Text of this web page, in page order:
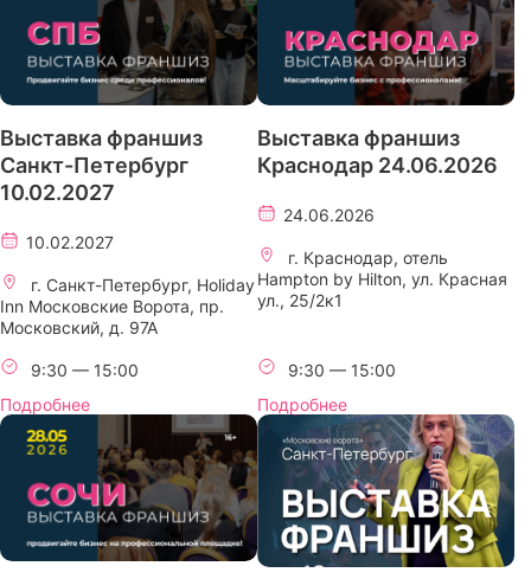
Выставка франшиз
Санкт-Петербург
10.02.2027
10.02.2027
г. Санкт-Петербург, Holiday
Inn Московские Ворота, пр.
Московский, д. 97А
9:30 — 15:00
Подробнее
Выставка франшиз
Краснодар 24.06.2026
24.06.2026
г. Краснодар, отель
Hampton by Hilton, ул. Красная
ул., 25/2к1
9:30 — 15:00
Подробнее